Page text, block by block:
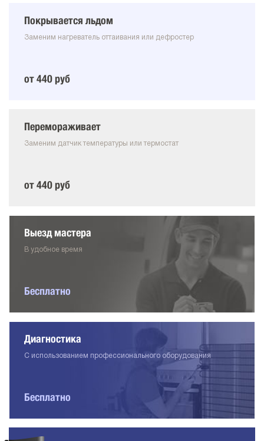
Покрывается льдом
Заменим нагреватель оттаивания или дефростер
от 440 руб
Перемораживает
Заменим датчик температуры или термостат
от 440 руб
Выезд мастера
В удобное время
Бесплатно
Диагностика
С использованием профессионального оборудования
Бесплатно